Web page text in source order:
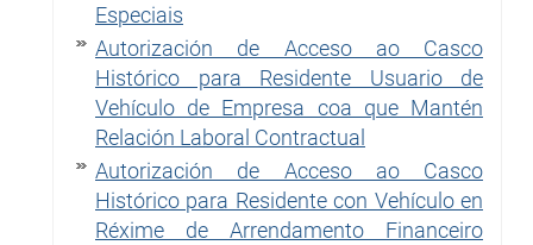
Especiais
Autorización de Acceso ao Casco
Histórico para Residente Usuario de
Vehículo de Empresa coa que Mantén
Relación Laboral Contractual
Autorización de Acceso ao Casco
Histórico para Residente con Vehículo en
Réxime de Arrendamento Financeiro